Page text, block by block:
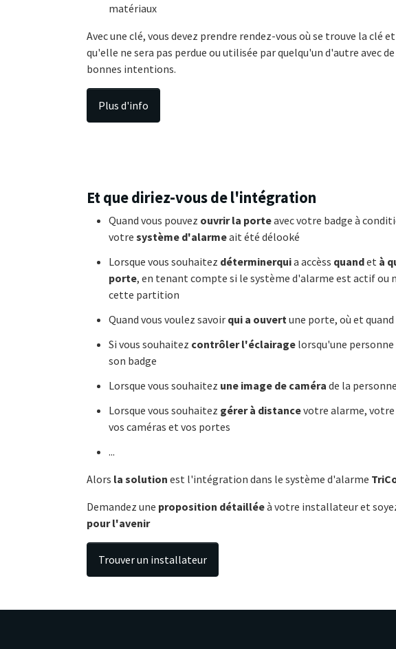
matériaux
Avec une clé, vous devez prendre rendez-vous où se trouve la clé
qu'elle ne sera pas perdue ou utilisée par quelqu'un d'autre avec
bonnes intentions.
Plus d'info
Et que diriez-vous de l'intégration
Quand vous pouvez ouvrir la porteavec votre badge à
votre système d'alarmeait été délooké
Lorsque vous souhaitez déterminerquia accèss quandet à
porte, en tenant compte si le système d'alarme est actif ou
cette partition
Quand vous voulez savoir qui a ouvert une porte, où et quand
Si vous souhaitez contrôler l'éclairage lorsqu'une
son badge
Lorsque vous souhaitez une image de caméra de la
Lorsque vous souhaitez gérer à distancevotre alarme, votre
vos caméras et vos portes
...
Alors la solution est l'intégration dans le système d'alarme
Demandez une proposition détailléeà votre installateur et
pour l'avenir
Trouver un installateur